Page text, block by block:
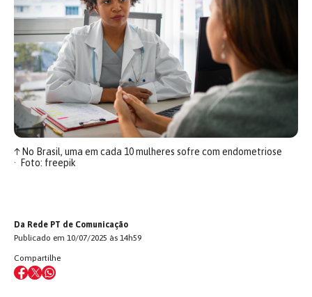
↑No Brasil, uma em cada 10 mulheres sofre com endometriose
Foto: freepik
Da Rede PT de Comunicação
Publicado em 10/07/2025 às 14h59
Compartilhe